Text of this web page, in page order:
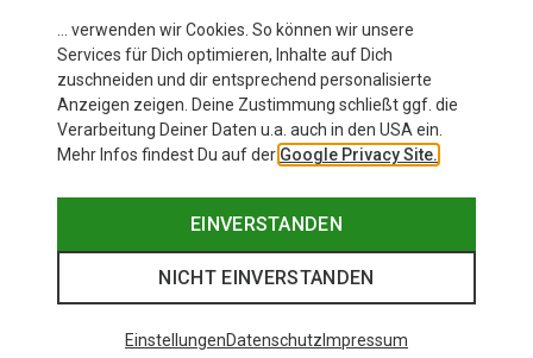
… verwenden wir Cookies. So können wir unsere
Services für Dich optimieren, Inhalte auf Dich
zuschneiden und dir entsprechend personalisierte
Anzeigen zeigen. Deine Zustimmung schließt ggf. die
Verarbeitung Deiner Daten u.a. auch in den USA ein.
Mehr Infos findest Du auf der Google Privacy Site.
EINVERSTANDEN
NICHT EINVERSTANDEN
EinstellungenDatenschutz Impressum